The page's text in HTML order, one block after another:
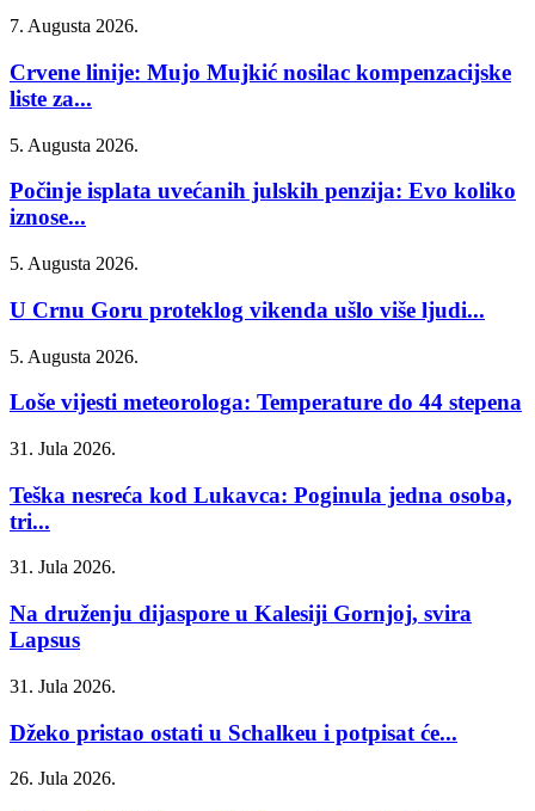
7. Augusta 2026.
Crvene linije: Mujo Mujkić nosilac kompenzacijske
liste za...
5. Augusta 2026.
Počinje isplata uvećanih julskih penzija: Evo koliko
iznose...
5. Augusta 2026.
U Crnu Goru proteklog vikenda ušlo više ljudi...
5. Augusta 2026.
Loše vijesti meteorologa: Temperature do 44 stepena
31. Jula 2026.
Teška nesreća kod Lukavca: Poginula jedna osoba,
tri...
31. Jula 2026.
Na druženju dijaspore u Kalesiji Gornjoj, svira
Lapsus
31. Jula 2026.
Džeko pristao ostati u Schalkeu i potpisat će...
26. Jula 2026.